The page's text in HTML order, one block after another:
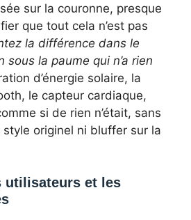
sur la couronne, presque
que tout cela n’est pas
la différence dans le
sous la paume qui n’a rien
d’énergie solaire, la
le capteur cardiaque,
si de rien n’était, sans
originel ni bluffer sur la
utilisateurs et les